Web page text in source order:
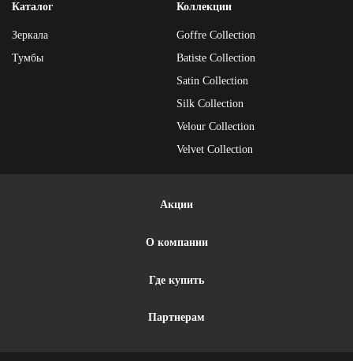
Каталог
Зеркала
Тумбы
Коллекции
Goffre Collection
Batiste Collection
Satin Collection
Silk Collection
Velour Collection
Velvet Collection
Акции
О компании
Где купить
Партнерам